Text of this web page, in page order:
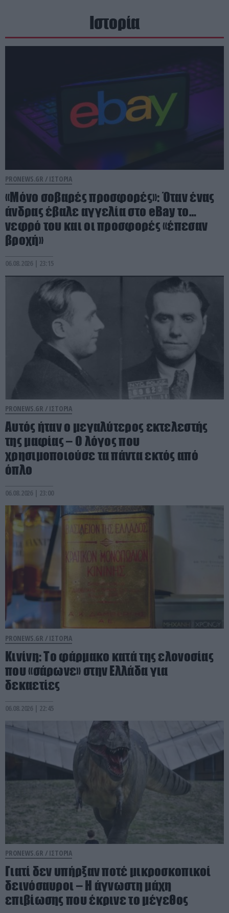
Ιστορία
PRONEWS.GR / ΙΣΤΟΡΙΑ
«Μόνο σοβαρές προσφορές»: Όταν ένας
άνδρας έβαλε αγγελία στο eBay το…
νεφρό του και οι προσφορές «έπεσαν
βροχή»
06.08.2026 | 23:15
PRONEWS.GR / ΙΣΤΟΡΙΑ
Αυτός ήταν ο μεγαλύτερος εκτελεστής
της μαφίας – Ο λόγος που
χρησιμοποιούσε τα πάντα εκτός από
όπλο
06.08.2026 | 23:00
PRONEWS.GR / ΙΣΤΟΡΙΑ
Κινίνη: Το φάρμακο κατά της ελονοσίας
που «σάρωνε» στην Ελλάδα για
δεκαετίες
06.08.2026 | 22:45
PRONEWS.GR / ΙΣΤΟΡΙΑ
Γιατί δεν υπήρξαν ποτέ μικροσκοπικοί
δεινόσαυροι – Η άγνωστη μάχη
επιβίωσης που έκρινε το μέγεθος